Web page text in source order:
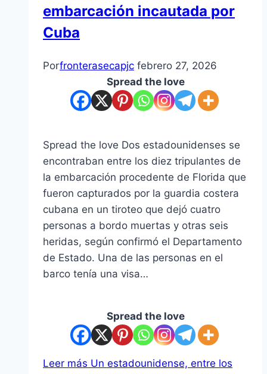
embarcación incautada por
Cuba
Porfronterasecapjc febrero 27, 2026
Spread the love
Spread the love Dos estadounidenses se
encontraban entre los diez tripulantes de
la embarcación procedente de Florida que
fueron capturados por la guardia costera
cubana en un tiroteo que dejó cuatro
personas a bordo muertas y otras seis
heridas, según confirmó el Departamento
de Estado. Una de las personas en el
barco tenía una visa…
Spread the love
Leer más Un estadounidense, entre los